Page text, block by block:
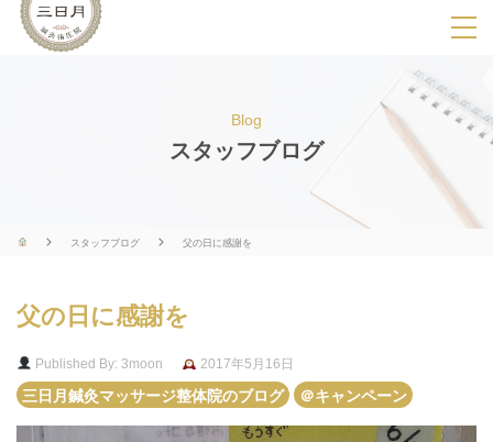
SPメニ
ー
展
用
ボ
Blog
スタッフブログ
スタッフブログ 父の日に感謝を
父の日に感謝を
Published By: 3moon
2017年5月16日
三日月鍼灸マッサージ整体院のブログ
＠キャンペーン